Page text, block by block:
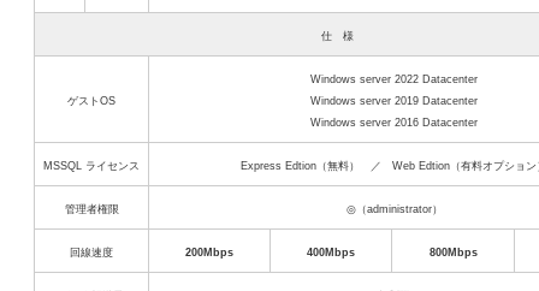
仕 様
ゲストOS
Windows server 2022 Datacenter
Windows server 2019 Datacenter
Windows server 2016 Datacenter
MSSQL ライセンス Express Edtion（無料） ／ Web Edtion（有料オプション
管理者権限 ◎（administrator）
回線速度 200Mbps 400Mbps 800Mbps